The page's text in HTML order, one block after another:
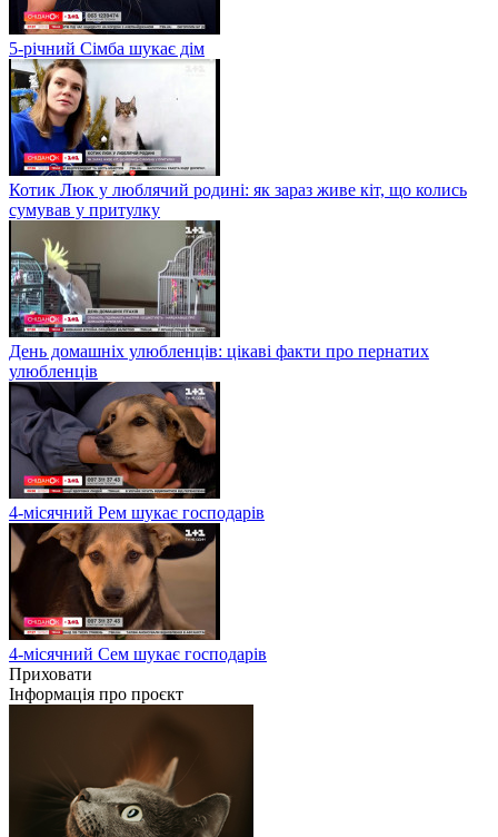
5-річний Сімба шукає дім
Котик Люк у люблячий родині: як зараз живе кіт, що колись
сумував у притулку
День домашніх улюбленців: цікаві факти про пернатих
улюбленців
4-місячний Рем шукає господарів
4-місячний Сем шукає господарів
Приховати
Інформація про проєкт